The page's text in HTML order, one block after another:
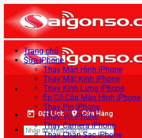
qua
nội
dung
Đặt Lịch Cửa Hàng
Tìm
Trang chủ
Sửa iPhone
Thay Màn Hình iPhone
Thay Mặt Kính iPhone
Thay Kính Lưng iPhone
Ép Cổ Cáp Màn Hình iPhone
Thay Pin iPhone
Thay Vỏ iPhone
Thay Camera iPhone
Thay Chân Sạc iPhone